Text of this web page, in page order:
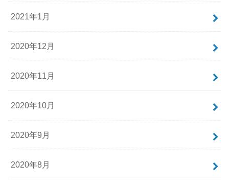
2021年1月
2020年12月
2020年11月
2020年10月
2020年9月
2020年8月